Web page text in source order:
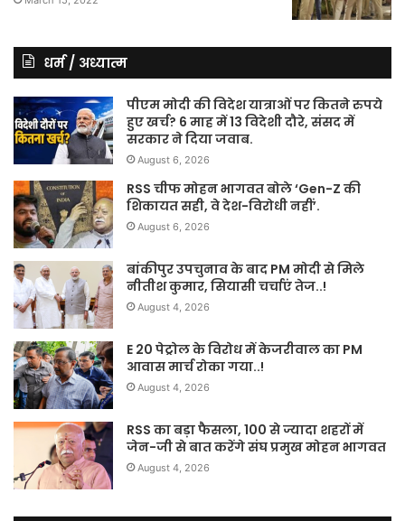
धर्म / अध्यात्म
पीएम मोदी की विदेश यात्राओं पर कितने रुपये
हुए खर्च? 6 माह में 13 विदेशी दौरे, संसद में
सरकार ने दिया जवाब.
August 6, 2026
RSS चीफ मोहन भागवत बोले ‘Gen-Z की
शिकायत सही, वे देश-विरोधी नहीं’.
August 6, 2026
बांकीपुर उपचुनाव के बाद PM मोदी से मिले
नीतीश कुमार, सियासी चर्चाएं तेज..!
August 4, 2026
E 20 पेट्रोल के विरोध में केजरीवाल का PM
आवास मार्च रोका गया..!
August 4, 2026
RSS का बड़ा फैसला, 100 से ज्यादा शहरों में
जेन-जी से बात करेंगे संघ प्रमुख मोहन भागवत
August 4, 2026